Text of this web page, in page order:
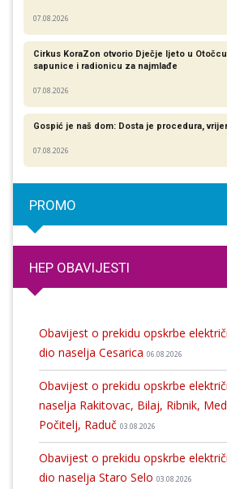
07.08.2026
Cirkus KoraZon otvorio Dječje ljeto u
sapunice i radionicu za najmlađe
07.08.2026
Gospić je naš dom: Dosta je procedura,
07.08.2026
PROMO
HEP OBAVIJESTI
Obavijest o prekidu opskrbe
dio naselja Cesarica 06.08.2026
Obavijest o prekidu opskrbe
naselja Rakitovac, Bilaj, Ribnik,
Počitelj, Raduč 03.08.2026
Obavijest o prekidu opskrbe
dio naselja Staro Selo 03.08.2026